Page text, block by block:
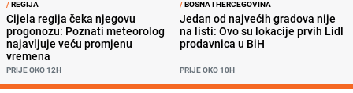
/REGIJA
Cijela regija čeka njegovu
progonozu: Poznati meteorolog
najavljuje veću promjenu
vremena
PRIJE OKO 12H
/BOSNA I HERCEGOVINA
Jedan od najvećih gradova nije
na listi: Ovo su lokacije prvih Lidl
prodavnica u BiH
PRIJE OKO 10H